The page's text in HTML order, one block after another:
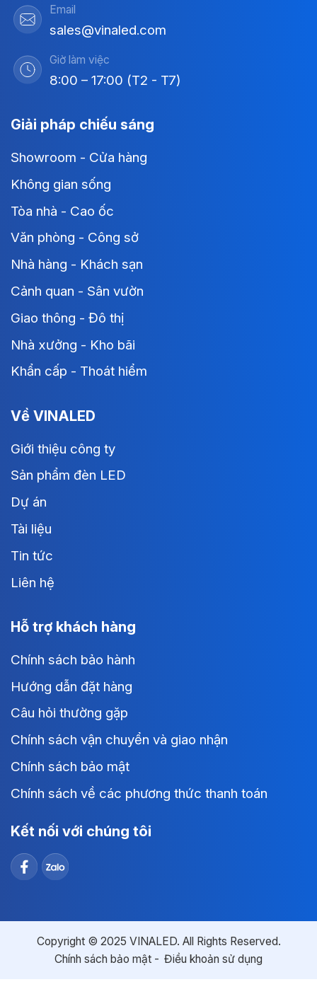
Email
sales@vinaled.com
Giờ làm việc
8:00 – 17:00 (T2 - T7)
Giải pháp chiếu sáng
Showroom - Cửa hàng
Không gian sống
Tòa nhà - Cao ốc
Văn phòng - Công sở
Nhà hàng - Khách sạn
Cảnh quan - Sân vườn
Giao thông - Đô thị
Nhà xưởng - Kho bãi
Khẩn cấp - Thoát hiểm
Về VINALED
Giới thiệu công ty
Sản phẩm đèn LED
Dự án
Tài liệu
Tin tức
Liên hệ
Hỗ trợ khách hàng
Chính sách bảo hành
Hướng dẫn đặt hàng
Câu hỏi thường gặp
Chính sách vận chuyển và giao nhận
Chính sách bảo mật
Chính sách về các phương thức thanh toán
Kết nối với chúng tôi
Copyright © 2025 VINALED. All Rights Reserved.
Chính sách bảo mật
Điều khoản sử dụng